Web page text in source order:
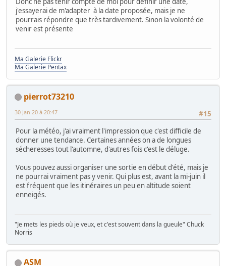
j'essayerai de m'adapter à la date proposée, mais je ne
pourrais répondre que très tardivement. Sinon la volonté de
venir est présente
Ma Galerie Flickr
Ma Galerie Pentax
pierrot73210
#15
30 Jan 20 à 20:47
Pour la météo, j'ai vraiment l'impression que c'est difficile de
donner une tendance. Certaines années on a de longues
sécheresses tout l'automne, d'autres fois c'est le déluge.
Vous pouvez aussi organiser une sortie en début d'été, mais je
ne pourrai vraiment pas y venir. Qui plus est, avant la mi-juin il
est fréquent que les itinéraires un peu en altitude soient
enneigés.
"Je mets les pieds où je veux, et c'est souvent dans la gueule" Chuck
Norris
ASM